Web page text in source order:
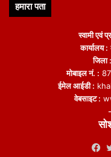
हमारा पता
स्वामी एवं
कार्यालय :
जिला :
मोबाइल नं. :
ईमेल आईडी :
वेबसाइट :